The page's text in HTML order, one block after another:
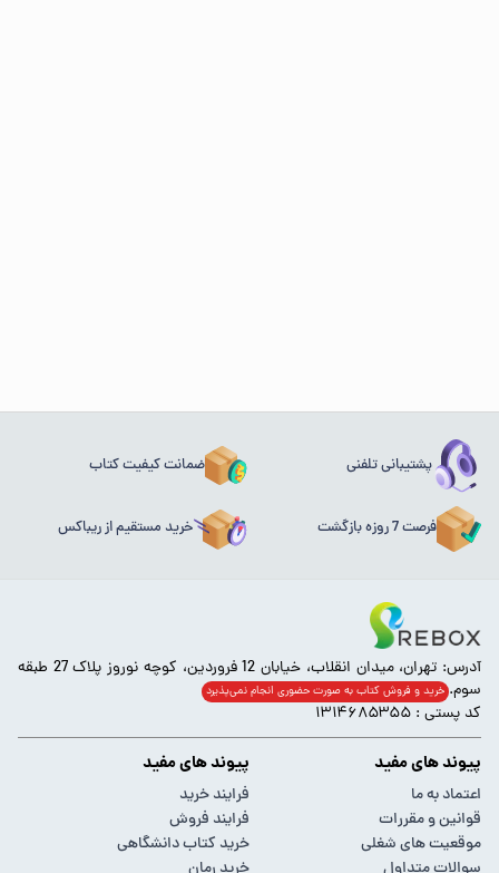
پشتیبانی تلفنی ضمانت کیفیت کتاب
فرصت 7 روزه بازگشت خرید مستقیم از ریباکس
آدرس: تهران، میدان انقلاب، خیابان 12 فروردین، کوچه نوروز پلاک 27 طبقه
سوم. خرید و فروش کتاب به صورت حضوری انجام‌ نمی‌پذیرد
کد پستی : ۱۳۱۴۶۸۵۳۵۵
پیوند های مفید
اعتماد به ما
قوانین و مقررات
موقعیت های شغلی
پیوند های مفید
فرایند خرید
فرایند فروش
خرید کتاب دانشگاهی